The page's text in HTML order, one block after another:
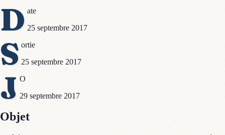
D ate
25 septembre 2017
S ortie
25 septembre 2017
J O
29 septembre 2017
Objet